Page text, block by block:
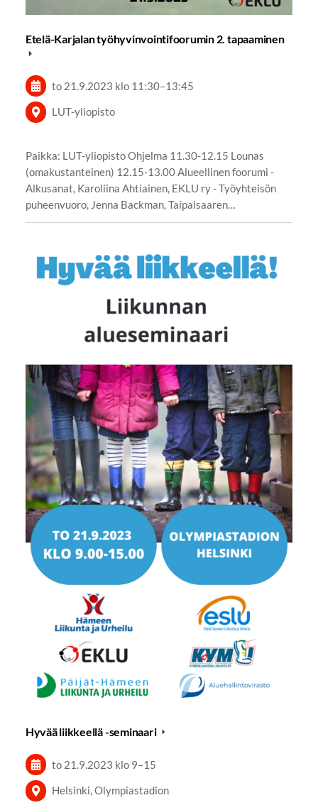
Etelä-Karjalan työhyvinvointifoorumin 2. tapaaminen
to 21.9.2023 klo 11:30–13:45
LUT-yliopisto
Paikka: LUT-yliopisto Ohjelma 11.30-12.15 Lounas
(omakustanteinen) 12.15-13.00 Alueellinen foorumi -
Alkusanat, Karoliina Ahtiainen, EKLU ry - Työyhteisön
puheenvuoro, Jenna Backman, Taipalsaaren…
Hyvää liikkeellä -seminaari
to 21.9.2023 klo 9–15
Helsinki, Olympiastadion